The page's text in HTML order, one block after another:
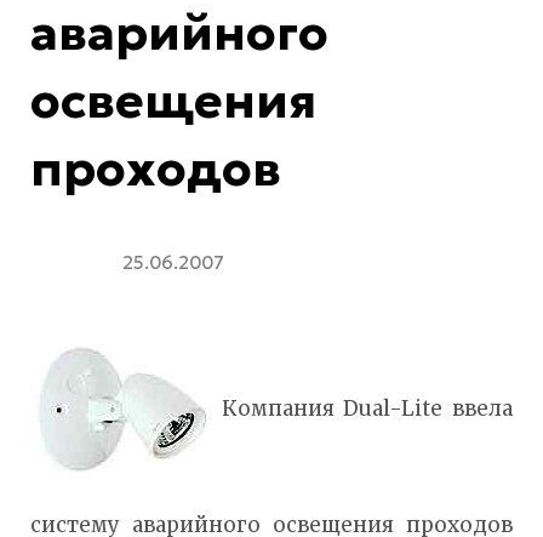
аварийного
освещения
проходов
25.06.2007
Компания Dual-Lite ввела
систему аварийного освещения проходов